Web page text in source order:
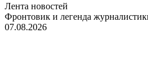
Лента новостей
Фронтовик и легенда
07.08.2026